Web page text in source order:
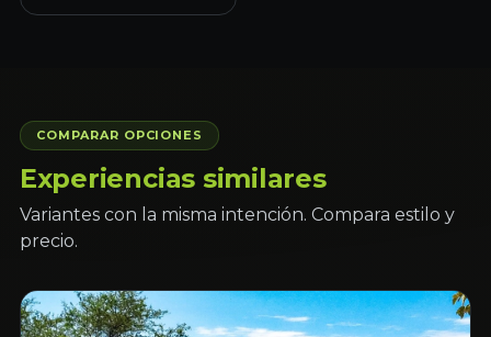
COMPARAR OPCIONES
Experiencias similares
Variantes con la misma intención. Compara estilo y
precio.